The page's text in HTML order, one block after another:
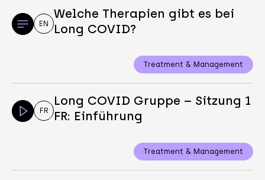
EN
Welche Therapien gibt es bei
Long COVID?
Treatment & Management
FR
Long COVID Gruppe – Sitzung 1
FR: Einführung
Treatment & Management